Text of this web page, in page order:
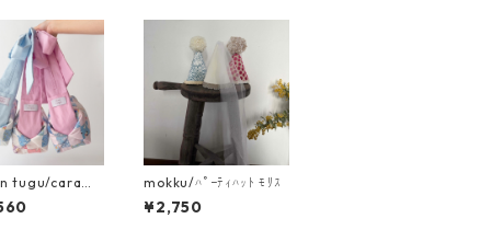
tugu/carame
mokku/ﾊﾟｰﾃｨﾊｯﾄ ﾓﾘｽ
¥2,750